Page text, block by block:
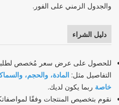
والجدول الزمني على الفور.
دليل الشراء
للحصول على عرض سعر مُخصص
التفاصيل مثل: المادة، والحجم،
خاصة ربما يكون لديك.
نقوم بتخصيص المنتجات وفقًا